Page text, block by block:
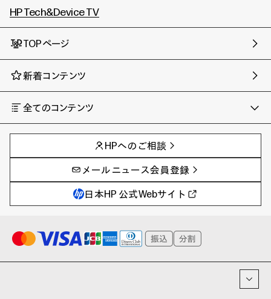
HP Tech&Device TV
TOPページ
新着コンテンツ
全てのコンテンツ
AIの進化と活用事例
製品トレンド & レビュー
教育とテクノロジー
ハイブリッドワーク
プリンター
事例
イベントレポート
AIワークステーション
Poly
WXP（DEXツール）
タグ一覧
HPへのご相談
メールニュース会員登録
日本HP 公式Webサイト